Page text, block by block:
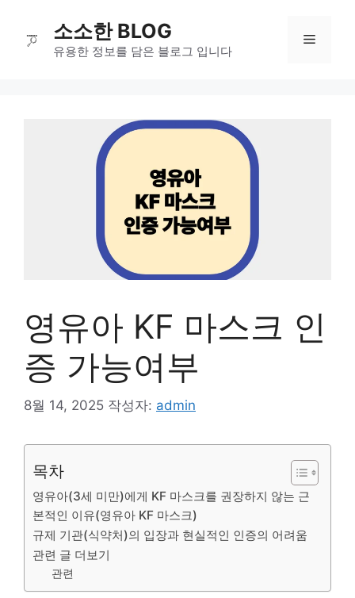
소소한 BLOG
유용한 정보를 담은 블로그 입니다
메
영유아 KF 마스크 인
증 가능여부
8월 14, 2025 작성자: admin
목차
영유아(3세 미만)에게 KF 마스크를 권장하지 않는 근
본적인 이유(영유아 KF 마스크)
규제 기관(식약처)의 입장과 현실적인 인증의 어려움
관련 글 더보기
관련